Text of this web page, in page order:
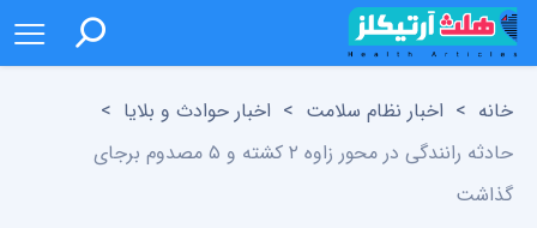
خانه > اخبار نظام سلامت > اخبار حوادث و بلایا >
حادثه رانندگی در محور زاوه ۲ کشته و ۵ مصدوم برجای
گذاشت